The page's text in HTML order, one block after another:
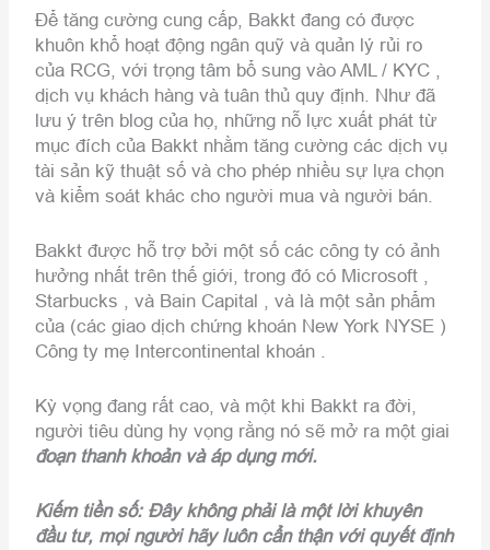
Để tăng cường cung cấp, Bakkt đang có được
khuôn khổ hoạt động ngân quỹ và quản lý rủi ro
của RCG, với trọng tâm bổ sung vào AML / KYC ,
dịch vụ khách hàng và tuân thủ quy định. Như đã
lưu ý trên blog của họ, những nỗ lực xuất phát từ
mục đích của Bakkt nhằm tăng cường các dịch vụ
tài sản kỹ thuật số và cho phép nhiều sự lựa chọn
và kiểm soát khác cho người mua và người bán.
Bakkt được hỗ trợ bởi một số các công ty có ảnh
hưởng nhất trên thế giới, trong đó có Microsoft ,
Starbucks , và Bain Capital , và là một sản phẩm
của (các giao dịch chứng khoán New York NYSE )
Công ty mẹ Intercontinental khoán .
Kỳ vọng đang rất cao, và một khi Bakkt ra đời,
người tiêu dùng hy vọng rằng nó sẽ mở ra một giai
đoạn thanh khoản và áp dụng mới.
Kiếm tiền số: Đây không phải là một lời khuyên
đầu tư, mọi người hãy luôn cẩn thận với quyết định